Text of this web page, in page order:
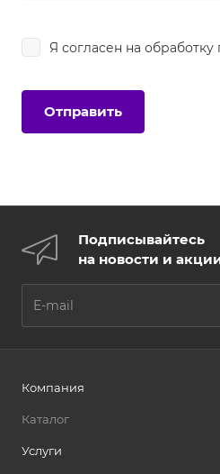
Я согласен на обработку
Подписывайтесь
на новости и
Компания
Каталог
Услуги